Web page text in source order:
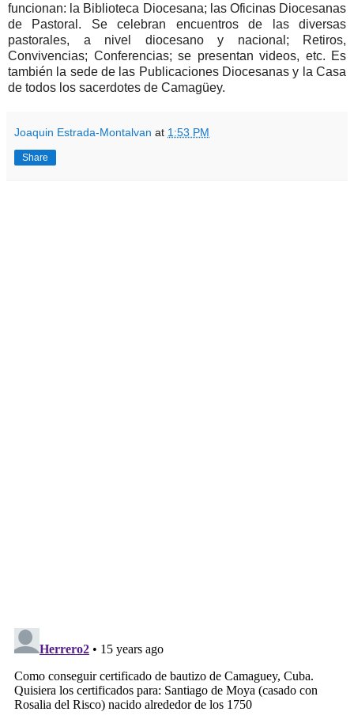
funcionan: la Biblioteca Diocesana; las Oficinas Diocesanas
de Pastoral. Se celebran encuentros de las diversas
pastorales, a nivel diocesano y nacional; Retiros,
Convivencias; Conferencias; se presentan videos, etc. Es
también la sede de las Publicaciones Diocesanas y la Casa
de todos los sacerdotes de Camagüey.
Joaquin Estrada-Montalvan at 1:53 PM
Share